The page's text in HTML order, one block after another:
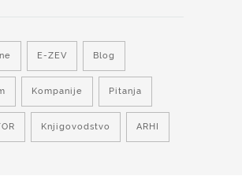
E-ZEV Blog
Kompanije Pitanja
Knjigovodstvo ARHI